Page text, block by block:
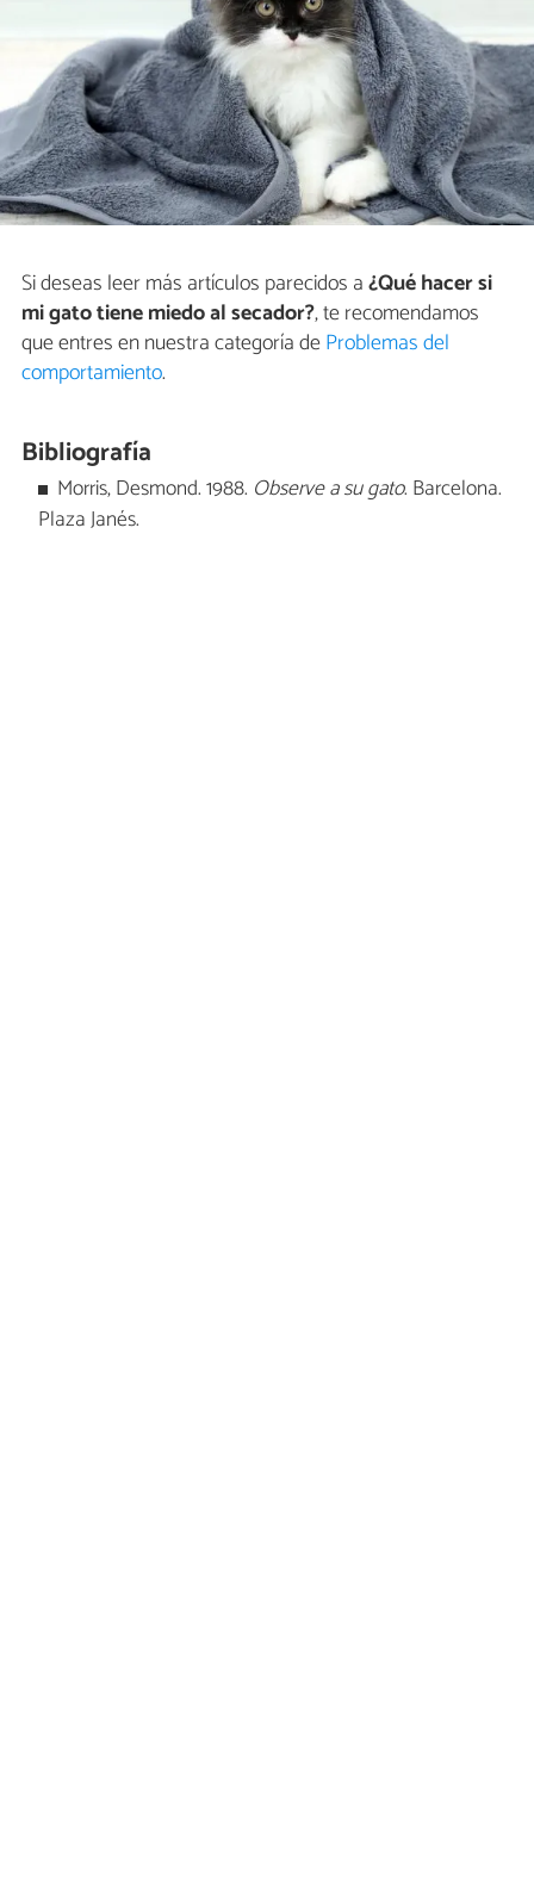
Si deseas leer más artículos parecidos a¿Qué hacer si
mi gato tiene miedo al secador?, te recomendamos
que entres en nuestra categoría deProblemas del
comportamiento.
Bibliografía
Morris, Desmond. 1988. Observe a su gato. Barcelona.
Plaza Janés.